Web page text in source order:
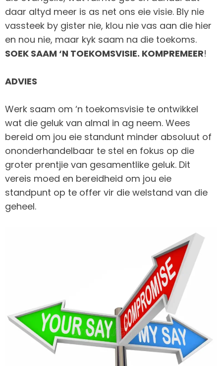
daar altyd meer is as net ons eie visie. Bly nie
vassteek by gister nie, klou nie vas aan die hier
en nou nie, maar kyk saam na die toekoms.
SOEK SAAM ‘N TOEKOMSVISIE. KOMPREMEER!
ADVIES
Werk saam om ‘n toekomsvisie te ontwikkel
wat die geluk van almal in ag neem. Wees
bereid om jou eie standunt minder absoluut of
ononderhandelbaar te stel en fokus op die
groter prentjie van gesamentlike geluk. Dit
vereis moed en bereidheid om jou eie
standpunt op te offer vir die welstand van die
geheel.